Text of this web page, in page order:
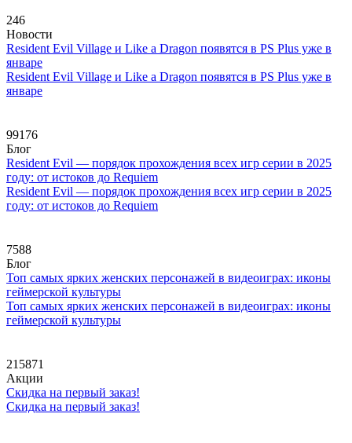
246
Новости
Resident Evil Village и Like a Dragon появятся в PS Plus уже в
январе
Resident Evil Village и Like a Dragon появятся в PS Plus уже в
январе
99176
Блог
Resident Evil — порядок прохождения всех игр серии в 2025
году: от истоков до Requiem
Resident Evil — порядок прохождения всех игр серии в 2025
году: от истоков до Requiem
7588
Блог
Топ самых ярких женских персонажей в видеоиграх: иконы
геймерской культуры
Топ самых ярких женских персонажей в видеоиграх: иконы
геймерской культуры
215871
Акции
Скидка на первый заказ!
Скидка на первый заказ!